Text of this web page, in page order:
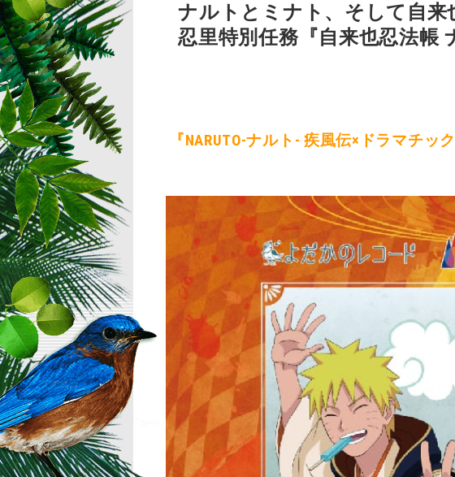
ナルトとミナト、そして自来
忍里特別任務『自来也忍法帳
『NARUTO-ナルト- 疾風伝×ドラマチ